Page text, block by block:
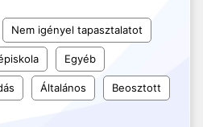
Nem igényel tapasztalatot
Egyéb
Általános Beosztott